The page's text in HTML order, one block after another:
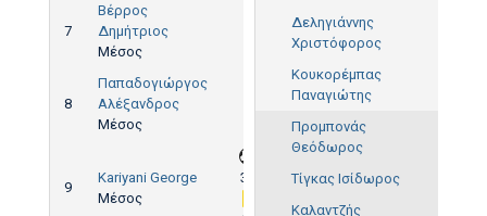
7
Βέρρος
Δημήτριος
Μέσος
8
Παπαδογιώργος
Αλέξανδρος
Μέσος
9
Kariyani George
Μέσος
30'
Δεληγιάννης
Χριστόφορος
Κουκορέμπας
Παναγιώτης
Προμπονάς
Θεόδωρος
Τίγκας Ισίδωρος
Καλαντζής